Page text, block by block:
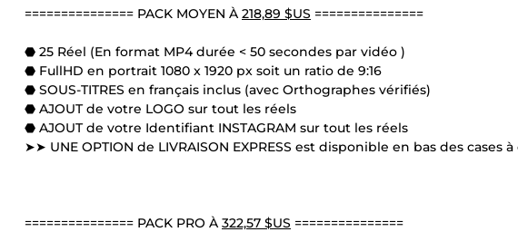
=============== PACK MOYEN À 218,89 $US ===============
⬣ 25 Réel (En format MP4 durée < 50 secondes par vidéo )
⬣ FullHD en portrait 1080 x 1920 px soit un ratio de 9:16
⬣ SOUS-TITRES en français inclus (avec Orthographes vérifiés)
⬣ AJOUT de votre LOGO sur tout les réels
⬣ AJOUT de votre Identifiant INSTAGRAM sur tout les réels
➤➤ UNE OPTION de LIVRAISON EXPRESS est disponible en bas des cases
=============== PACK PRO À 322,57 $US ===============